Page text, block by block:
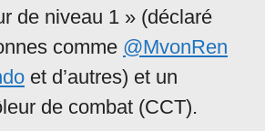
de niveau 1 » (déclaré
comme @MvonRen
et d’autres) et un
de combat (CCT).